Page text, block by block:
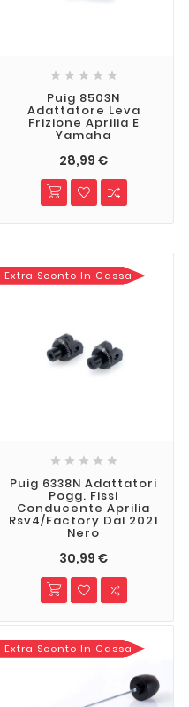
    
Puig 8503N
Adattatore Leva
Frizione Aprilia E
Yamaha
28,99 €
Extra Sconto In Cassa
    
Puig 6338N Adattatori
Pogg. Fissi
Conducente Aprilia
Rsv4/Factory Dal 2021
Nero
30,99 €
Extra Sconto In Cassa